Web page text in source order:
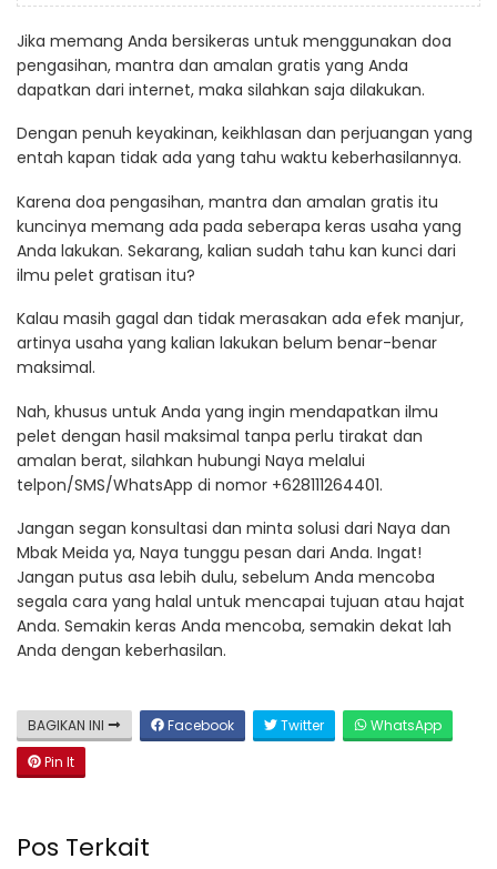
Jika memang Anda bersikeras untuk menggunakan doa
pengasihan, mantra dan amalan gratis yang Anda
dapatkan dari internet, maka silahkan saja dilakukan.
Dengan penuh keyakinan, keikhlasan dan perjuangan yang
entah kapan tidak ada yang tahu waktu keberhasilannya.
Karena doa pengasihan, mantra dan amalan gratis itu
kuncinya memang ada pada seberapa keras usaha yang
Anda lakukan. Sekarang, kalian sudah tahu kan kunci dari
ilmu pelet gratisan itu?
Kalau masih gagal dan tidak merasakan ada efek manjur,
artinya usaha yang kalian lakukan belum benar-benar
maksimal.
Nah, khusus untuk Anda yang ingin mendapatkan ilmu
pelet dengan hasil maksimal tanpa perlu tirakat dan
amalan berat, silahkan hubungi Naya melalui
telpon/SMS/WhatsApp di nomor +628111264401.
Jangan segan konsultasi dan minta solusi dari Naya dan
Mbak Meida ya, Naya tunggu pesan dari Anda. Ingat!
Jangan putus asa lebih dulu, sebelum Anda mencoba
segala cara yang halal untuk mencapai tujuan atau hajat
Anda. Semakin keras Anda mencoba, semakin dekat lah
Anda dengan keberhasilan.
BAGIKAN INI Facebook Twitter
WhatsApp
Pin It
Pos Terkait